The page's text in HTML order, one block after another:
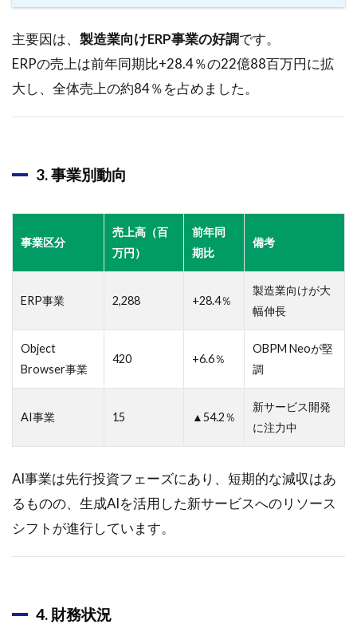
事業概
要
2.1.3
今後の
とSDGs
2025年
06月02
日に掲
たシス
レータ
<3826>
のレポ
ート要
テム
イン
主要因は、 製造業向けERP事業の好調です。
ERPの売上は前年同期比+28.4％の22億88百万円に拡
大し、全体売上の約84％を占めました。
3. 事業別動向
事業区分
売上高（百
万円）
前年同
期比
備考
ERP事業 2,288 +28.4％
製造業向けが大
幅伸長
Object
Browser事業
420 +6.6％
OBPM Neoが堅
調
AI事業 15 ▲54.2％
新サービス開発
に注力中
AI事業は先行投資フェーズにあり、短期的な減収はあ
るものの、生成AIを活用した新サービスへのリソース
シフトが進行しています。
4. 財務状況